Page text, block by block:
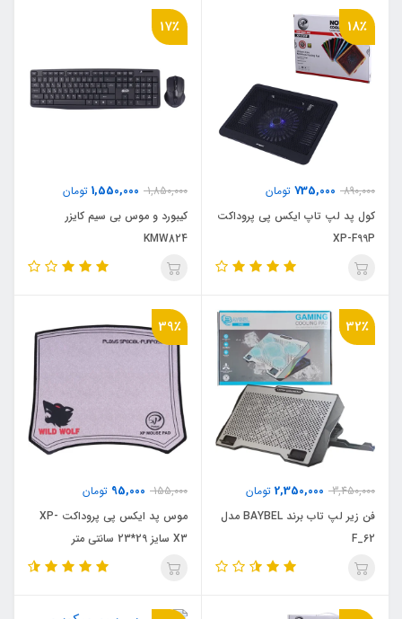
18٪
890,000
735,000 تومان
کول پد لپ تاپ ایکس پی پروداکت
XP-F99P
17٪
1,850,000
1,550,000 تومان
کیبورد و موس بی سیم کایزر
KMW824
32٪
3,450,000
2,350,000 تومان
فن زير لپ تاب برند BAYBEL مدل
F_62
39٪
155,000
95,000 تومان
موس پد ایکس پی پروداکت XP-
X3 سایز 29*23 سانتی متر